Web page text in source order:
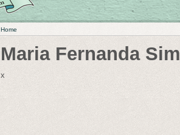
Home
Maria Fernanda
x